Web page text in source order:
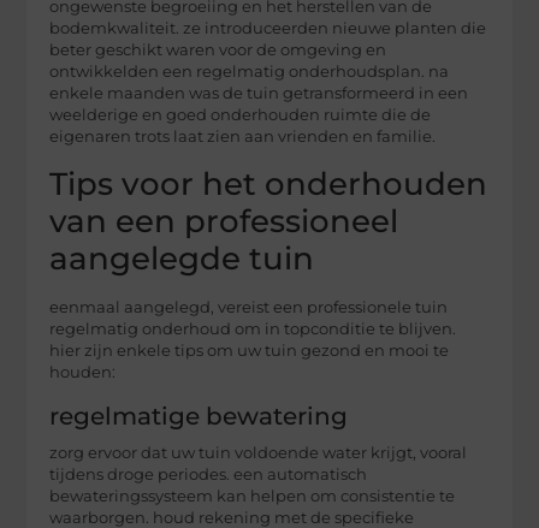
ongewenste begroeiing en het herstellen van de
bodemkwaliteit. ze introduceerden nieuwe planten die
beter geschikt waren voor de omgeving en
ontwikkelden een regelmatig onderhoudsplan. na
enkele maanden was de tuin getransformeerd in een
weelderige en goed onderhouden ruimte die de
eigenaren trots laat zien aan vrienden en familie.
Tips voor het onderhouden
van een professioneel
aangelegde tuin
eenmaal aangelegd, vereist een professionele tuin
regelmatig onderhoud om in topconditie te blijven.
hier zijn enkele tips om uw tuin gezond en mooi te
houden:
regelmatige bewatering
zorg ervoor dat uw tuin voldoende water krijgt, vooral
tijdens droge periodes. een automatisch
bewateringssysteem kan helpen om consistentie te
waarborgen. houd rekening met de specifieke